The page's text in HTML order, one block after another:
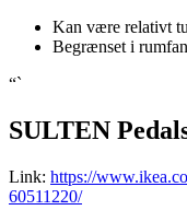
Kan være relativt
Begrænset i
“`
SULTEN
Link: https://
60511220/